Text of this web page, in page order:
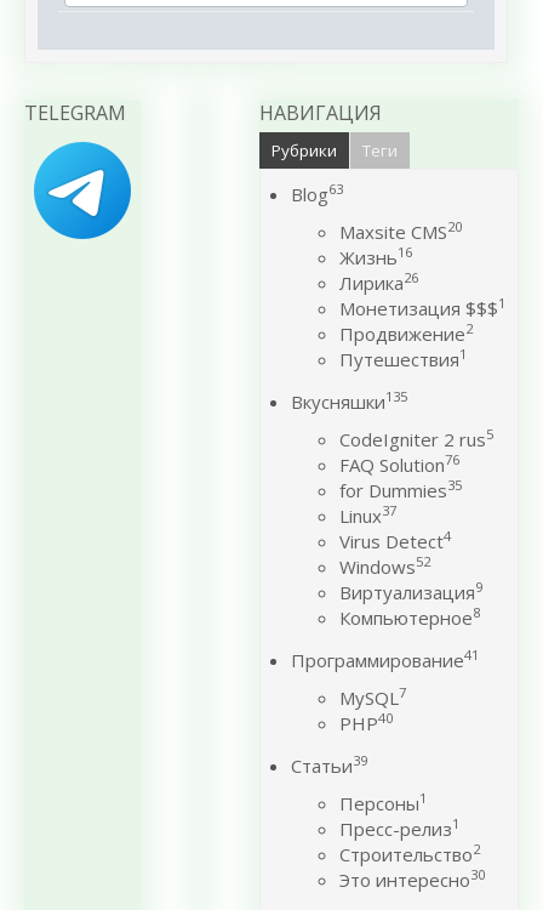
TELEGRAM НАВИГАЦИЯ
Рубрики Теги
Blog63
Maxsite CMS20
Жизнь16
Лирика26
Монетизация $$$1
Продвижение2
Путешествия1
Вкусняшки135
CodeIgniter 2 rus5
FAQ Solution76
for Dummies35
Linux37
Virus Detect4
Windows52
Виртуализация9
Компьютерное8
Программирование41
MySQL7
PHP40
Статьи39
Персоны1
Пресс-релиз1
Строительство2
Это интересно30